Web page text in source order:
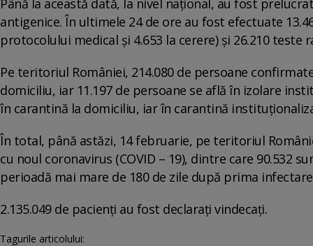
antigenice. În ultimele 24 de ore au fost efectuate
protocolului medical și 4.653 la cerere) și 26.210 teste
Pe teritoriul României, 214.080 de persoane
domiciliu, iar 11.197 de persoane se află în izolare
în carantină la domiciliu, iar în carantină
În total, până astăzi, 14 februarie, pe teritoriul
cu noul coronavirus (COVID – 19), dintre care 90.532
perioadă mai mare de 180 de zile după prima
2.135.049 de pacienți au fost declarați vindecați.
Tagurile articolului: